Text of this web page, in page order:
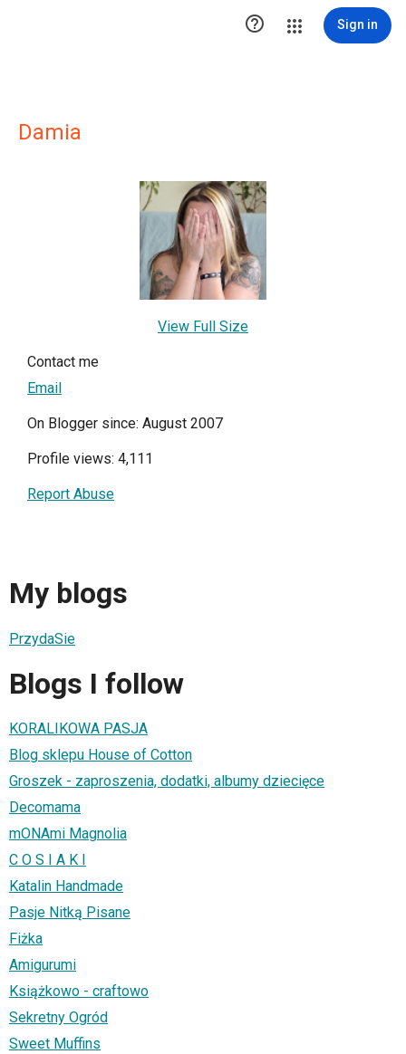
 Sign in
Damia
View Full Size
Contact me
Email
On Blogger since: August 2007
Profile views: 4,111
Report Abuse
My blogs
PrzydaSie
Blogs I follow
KORALIKOWA PASJA
Blog sklepu House of Cotton
Groszek - zaproszenia, dodatki, albumy dziecięce
Decomama
mONAmi Magnolia
C O S I A K I
Katalin Handmade
Pasje Nitką Pisane
Fiżka
Amigurumi
Książkowo - craftowo
Sekretny Ogród
Sweet Muffins